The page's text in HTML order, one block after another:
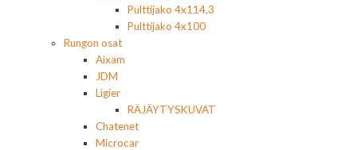
Pulttijako 4x114,3
Pulttijako 4x100
Rungon osat
Aixam
JDM
Ligier
RÄJÄYTYSKUVAT
Chatenet
Microcar